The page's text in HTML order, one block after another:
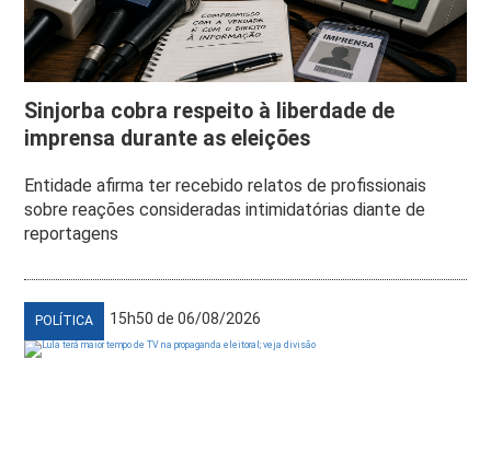
Sinjorba cobra respeito à liberdade de
imprensa durante as eleições
Entidade afirma ter recebido relatos de profissionais
sobre reações consideradas intimidatórias diante de
reportagens
POLÍTICA 15h50 de 06/08/2026